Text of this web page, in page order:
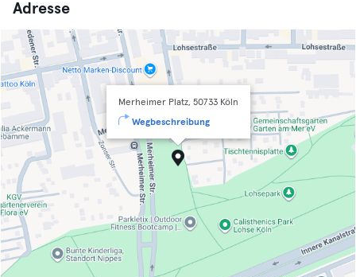
Adresse
Merheimer Platz, 50733 Köln
Wegbeschreibung